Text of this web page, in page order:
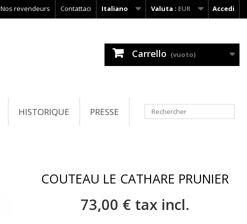
Accedi
Valuta : EUR
Italiano
Contattaci
Nos revendeurs
Carrello (vuoto)
HISTORIQUE PRESSE
COUTEAU LE CATHARE PRUNIER
73,00 € tax incl.